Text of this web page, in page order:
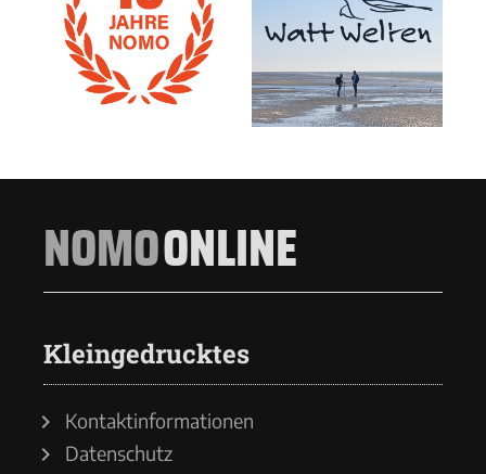
NOMOONLINE
Kleingedrucktes
Kontaktinformationen
Datenschutz